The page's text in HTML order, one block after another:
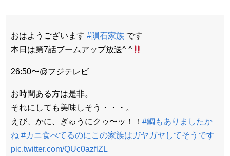
おはようございます #隕石家族 です
本日は第7話ブームアップ放送^ ^
26:50〜@フジテレビ
お時間ある方は是非。
それにしても美味しそう・・・。
えび、かに、ぎゅうにクゥ〜ッ！！ #鯛もありましたか
ね #カニ食べてるのにこの家族はガヤガヤしてそうです
pic.twitter.com/QUc0azflZL